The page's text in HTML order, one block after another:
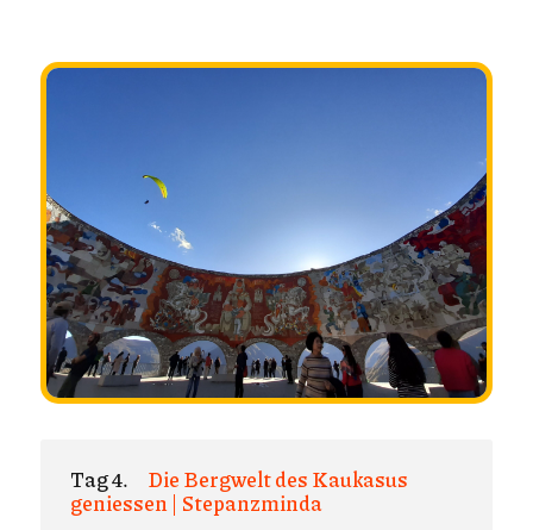
Tag 4.
Die Bergwelt des Kaukasus
geniessen | Stepanzminda